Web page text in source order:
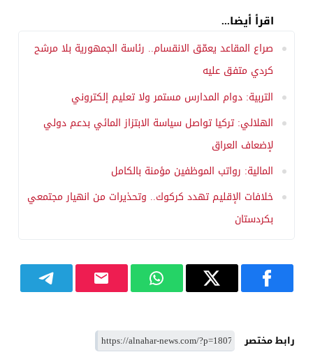
اقرأ أيضا...
صراع المقاعد يعمّق الانقسام.. رئاسة الجمهورية بلا مرشح
كردي متفق عليه
التربية: دوام المدارس مستمر ولا تعليم إلكتروني
الهلالي: تركيا تواصل سياسة الابتزاز المائي بدعم دولي
لإضعاف العراق
المالية: رواتب الموظفين مؤمنة بالكامل
خلافات الإقليم تهدد كركوك.. وتحذيرات من انهيار مجتمعي
بكردستان
رابط مختصر